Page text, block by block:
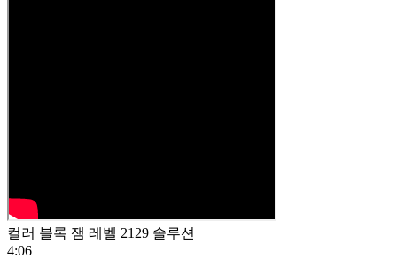
컬러 블록 잼 레벨 2129 솔루션
4:06